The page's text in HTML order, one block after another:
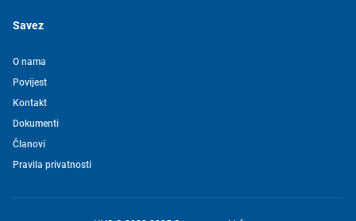
Savez
O nama
Povijest
Kontakt
Dokumenti
Članovi
Pravila privatnosti